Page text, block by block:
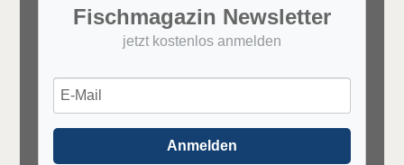
Fischmagazin Newsletter
jetzt kostenlos anmelden
Anmelden